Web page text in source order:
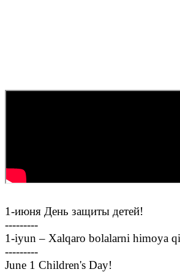
1-июня День защиты детей!
---------
1-iyun – Xalqaro bolalarni himoya
---------
June 1 Children's Day!